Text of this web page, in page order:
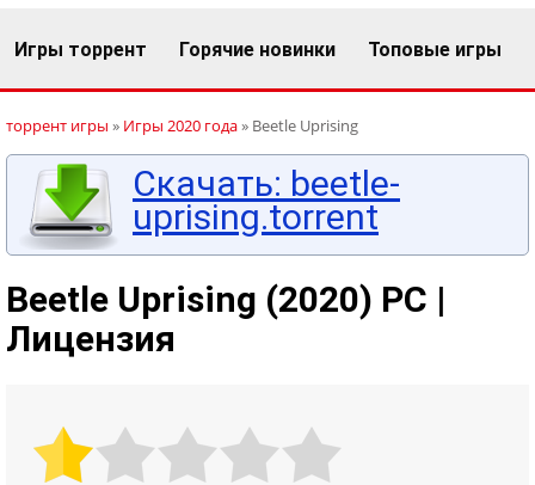
Игры торрент Горячие новинки Топовые игры
торрент игры » Игры 2020 года» Beetle Uprising
Скачать: beetle-
uprising.torrent
Beetle Uprising (2020) PC |
Лицензия